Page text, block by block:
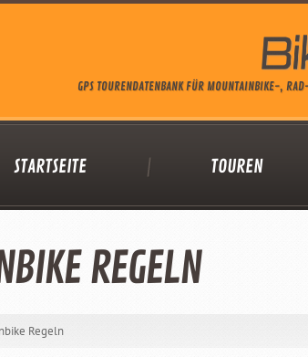
GPS TOURENDATENBANK FÜR MOUNTAINBIKE-,
STARTSEITE TOUREN
REGELN
Regeln